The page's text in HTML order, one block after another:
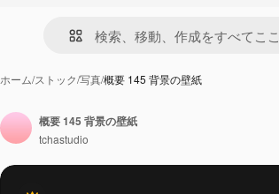
ホーム/ストック/写真/概要 145 背景の壁紙
概要 145 背景の壁紙
tchastudio